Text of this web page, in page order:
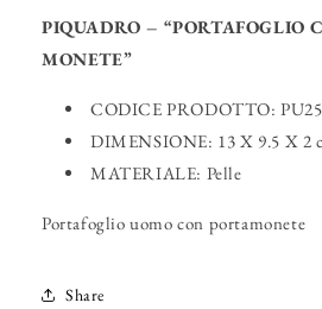
PIQUADRO – “PORTAFOGLIO
MONETE”
CODICE PRODOTTO:
DIMENSIONE: 13 X 9.5 X 2
MATERIALE: Pelle
Portafoglio uomo con portamonete
Share